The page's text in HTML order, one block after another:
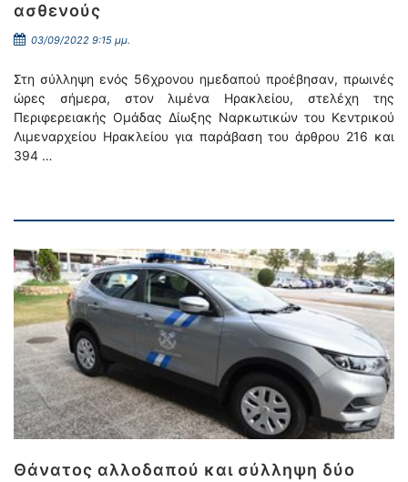
ασθενούς
03/09/2022 9:15 μμ.
Στη σύλληψη ενός 56χρονου ημεδαπού προέβησαν, πρωινές
ώρες σήμερα, στον λιμένα Ηρακλείου, στελέχη της
Περιφερειακής Ομάδας Δίωξης Ναρκωτικών του Κεντρικού
Λιμεναρχείου Ηρακλείου για παράβαση του άρθρου 216 και
394 …
Θάνατος αλλοδαπού και σύλληψη δύο